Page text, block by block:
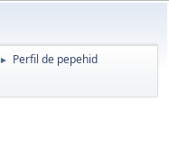
► Perfil de pepehid